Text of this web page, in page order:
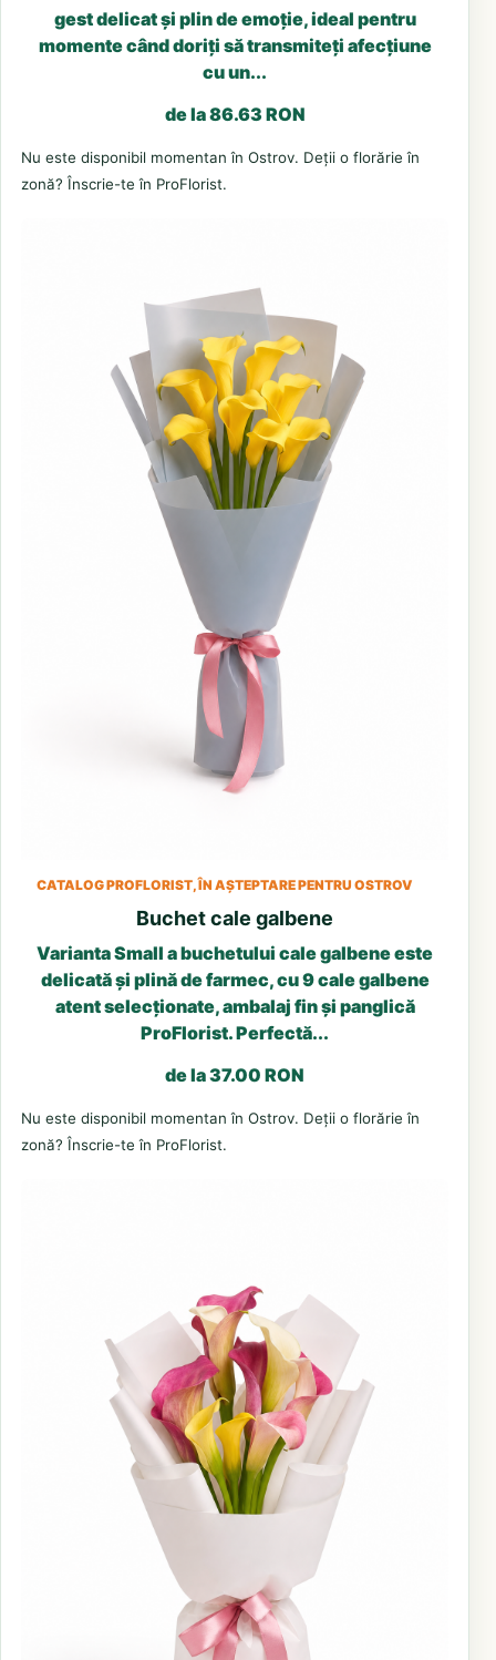
gest delicat și plin de emoție, ideal pentru
momente când doriți să transmiteți afecțiune
cu un...
de la 86.63 RON
Nu este disponibil momentan în Ostrov. Deții o florărie în
zonă? Înscrie-te în ProFlorist.
CATALOG PROFLORIST, ÎN AȘTEPTARE PENTRU OSTROV
Buchet cale galbene
Varianta Small a buchetului cale galbene este
delicată și plină de farmec, cu 9 cale galbene
atent selecționate, ambalaj fin și panglică
ProFlorist. Perfectă...
de la 37.00 RON
Nu este disponibil momentan în Ostrov. Deții o florărie în
zonă? Înscrie-te în ProFlorist.